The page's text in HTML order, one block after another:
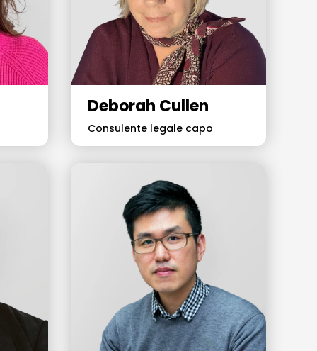
Deborah Cullen
Consulente legale capo